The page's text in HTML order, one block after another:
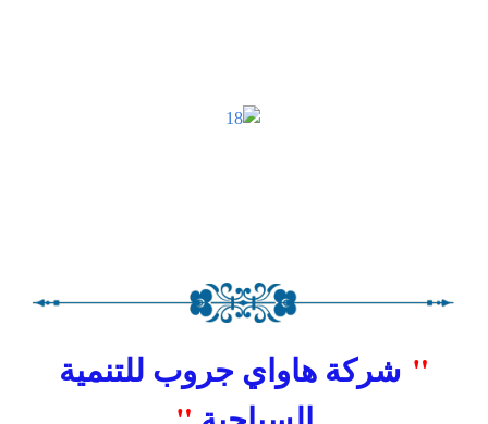
" شركة هاواي جروب للتنمية